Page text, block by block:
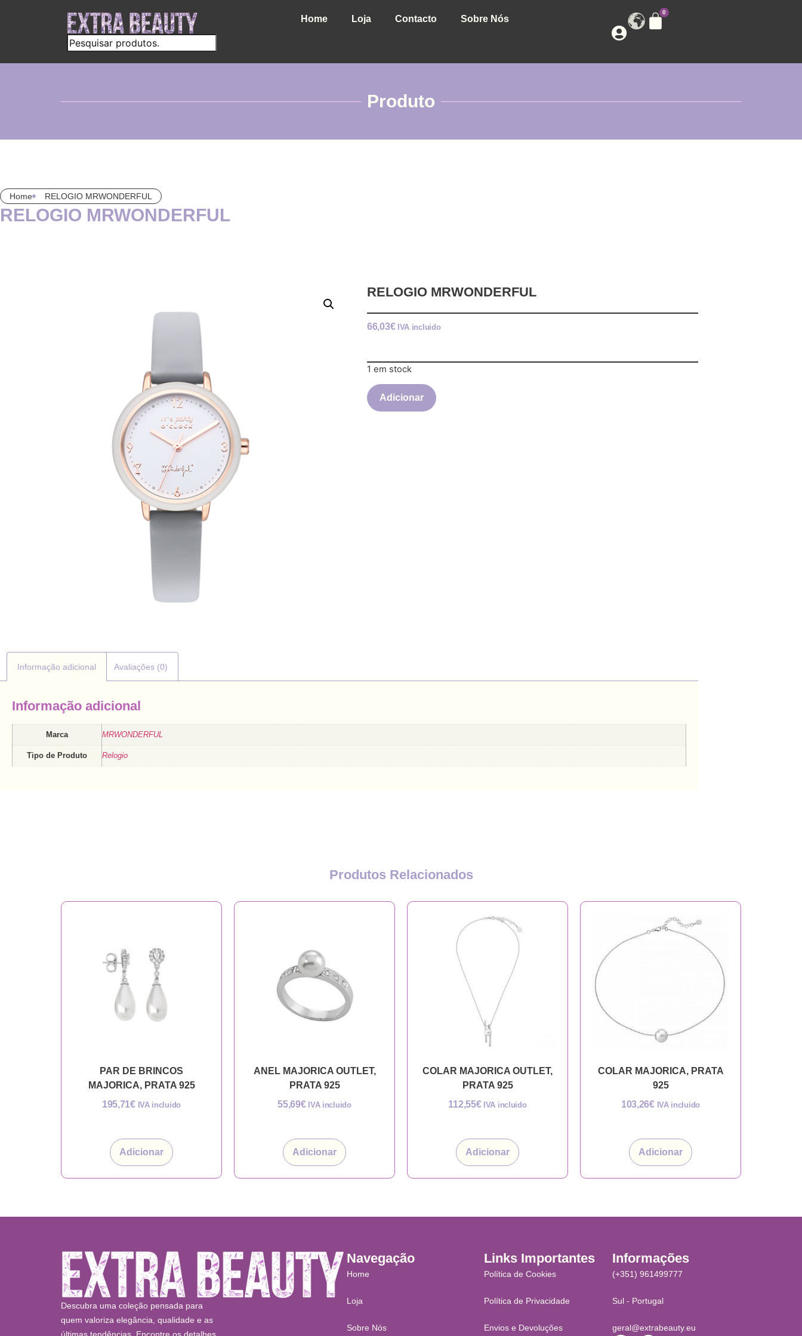
Home Loja Contacto Sobre Nós
Produto
Home RELOGIO MRWONDERFUL
RELOGIO MRWONDERFUL
RELOGIO MRWONDERFUL
66,03€ IVA incluido
1 em stock
Adicionar
Informação adicional Avaliações (0)
Informação adicional
Marca MRWONDERFUL
Tipo de Produto Relogio
Produtos Relacionados
PAR DE BRINCOS
MAJORICA, PRATA 925
195,71€ IVA incluido
Adicionar
ANEL MAJORICA OUTLET,
PRATA 925
55,69€ IVA incluido
Adicionar
COLAR MAJORICA OUTLET,
PRATA 925
112,55€ IVA incluido
Adicionar
COLAR MAJORICA, PRATA
925
103,26€ IVA incluido
Adicionar
Descubra uma coleção pensada para
quem valoriza elegância, qualidade e as
Navegação
Home
Loja
Sobre Nós
Links Importantes
Política de Cookies
Política de Privacidade
Envios e Devoluções
Informações
(+351) 961499777
Sul - Portugal
geral@extrabeauty.eu